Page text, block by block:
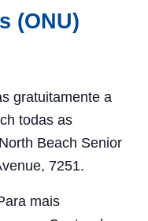
(ONU)
gratuitamente a
todas as
Beach Senior
7251.
mais